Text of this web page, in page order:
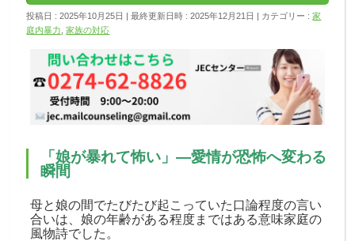
投稿日 : 2025年10月25日 最終更新日時 : 2025年12月21日 カテゴリー :家
庭内暴力 ,家族の対応
「娘が暴れて怖い」―愛情が恐怖へ変わる
瞬間
母と娘の間でたびたび起こっていた口論程度の言い
合いは、娘の年齢がある程度まではある意味家庭の
風物詩でした。